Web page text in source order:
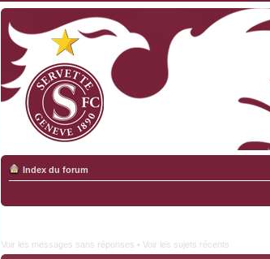
Index du forum
Voir les messages sans réponses • Voir les sujets récents